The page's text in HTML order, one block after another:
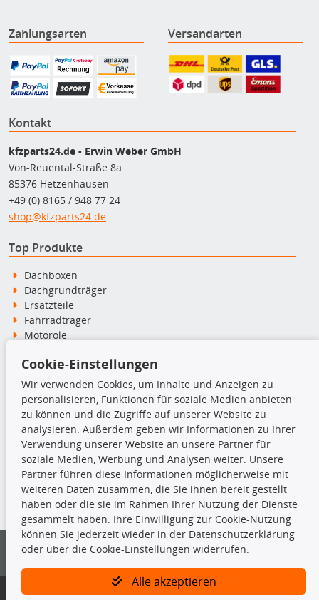
Zahlungsarten Versandarten
Kontakt
kfzparts24.de - Erwin Weber GmbH
Von-Reuental-Straße 8a
85376 Hetzenhausen
+49 (0) 8165 / 948 77 24
shop@kfzparts24.de
Top Produkte
Dachboxen
Dachgrundträger
Ersatzteile
Fahrradträger
Motoröle
Schneeketten
TecDoc Inside
Die hier angezeigten Daten insbesondere die gesamte Datenbank dürfen
nicht kopiert werden.
Es ist zu unterlassen, die Daten oder die gesamte Datenbank ohne
vorherige Zustimmung von TecDoc zu vervielfältigen, zu verbreiten
und/oder diese Handlungen durch Dritte ausführen zu lassen. Ein
Bitte prüfen Sie, ob das über unseren Onlineshop identifizierte Ersatzteil
Cookie-Einstellungen
Wir verwenden Cookies, um Inhalte und Anzeigen zu
personalisieren, Funktionen für soziale Medien anbieten
zu können und die Zugriffe auf unserer Website zu
analysieren. Außerdem geben wir Informationen zu Ihrer
Verwendung unserer Website an unsere Partner für
soziale Medien, Werbung und Analysen weiter. Unsere
Partner führen diese Informationen möglicherweise mit
weiteren Daten zusammen, die Sie ihnen bereit gestellt
haben oder die sie im Rahmen Ihrer Nutzung der Dienste
gesammelt haben. Ihre Einwilligung zur Cookie-Nutzung
können Sie jederzeit wieder in der Datenschutzerklärung
oder über die Cookie-Einstellungen widerrufen.
Alle akzeptieren